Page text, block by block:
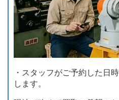
・スタッフがご予約した日
します。